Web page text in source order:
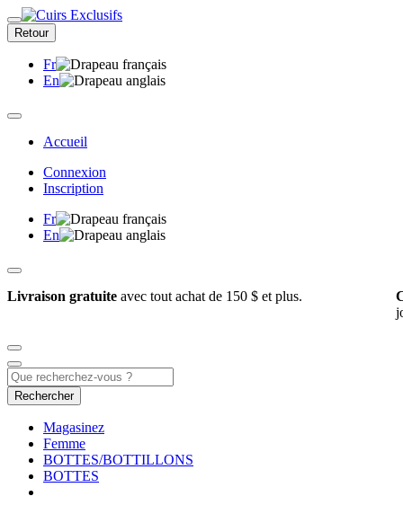
Retour
Fr
En
Accueil
Connexion
Inscription
Fr
En
Livraison gratuite avec tout achat de 150 $ et plus.
Rechercher
Magasinez
Femme
BOTTES/BOTTILLONS
BOTTES